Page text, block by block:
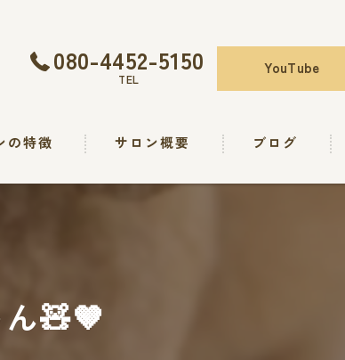
080-4452-5150
TEL
YouTube
の特徴 サロン概要 ブログ
🧸🤎